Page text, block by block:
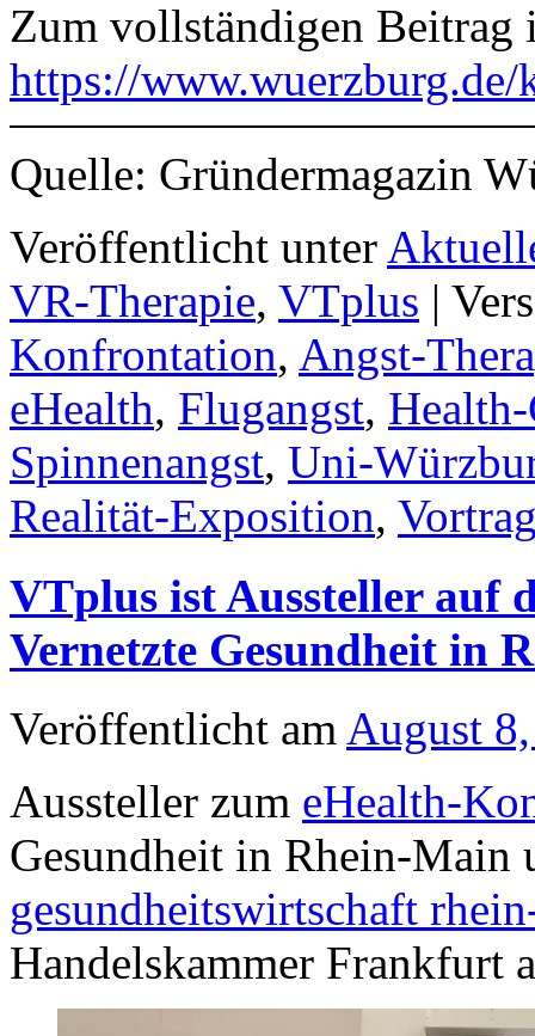
Zum vollständigen Beitrag
https://
Quelle: Gründermagazin
Veröffentlicht unter
VR-Therapie, VTplus |
Konfrontation, Angst-
eHealth, Flugangst,
Spinnenangst, Uni-
Realität-Exposition,
VTplus ist Aussteller auf
Vernetzte Gesundheit in
Veröffentlicht am August
Aussteller zum eHealth-
Gesundheit in Rhein-Main
gesundheitswirtschaft
Handelskammer Frankfurt